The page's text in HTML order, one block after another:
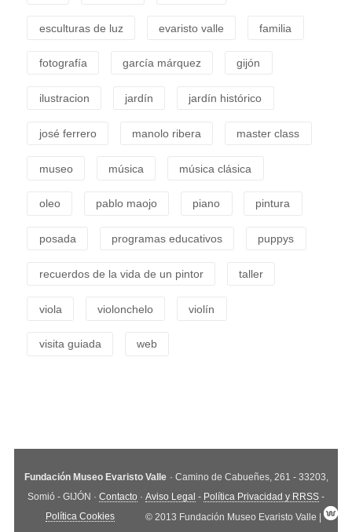
esculturas de luz evaristo valle familia
fotografía garcía márquez gijón
ilustracion jardín jardín histórico
josé ferrero manolo ribera master class
museo música música clásica
oleo pablo maojo piano pintura
posada programas educativos puppys
recuerdos de la vida de un pintor taller
viola violonchelo violín
visita guiada web
Fundación Museo Evaristo Valle · Camino de Cabueñes, 261 - 33203,
Somió - GIJÓN · Contacto · Aviso Legal - Política Privacidad y RRSS -
Política Cookies © 2013 Fundación Museo Evaristo Valle |